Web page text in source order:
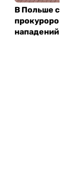
В Польше
прокуроров
нападений